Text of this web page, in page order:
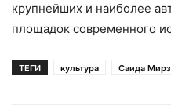
крупнейших и наиболее
площадок современного
ТЕГИ культура Саида